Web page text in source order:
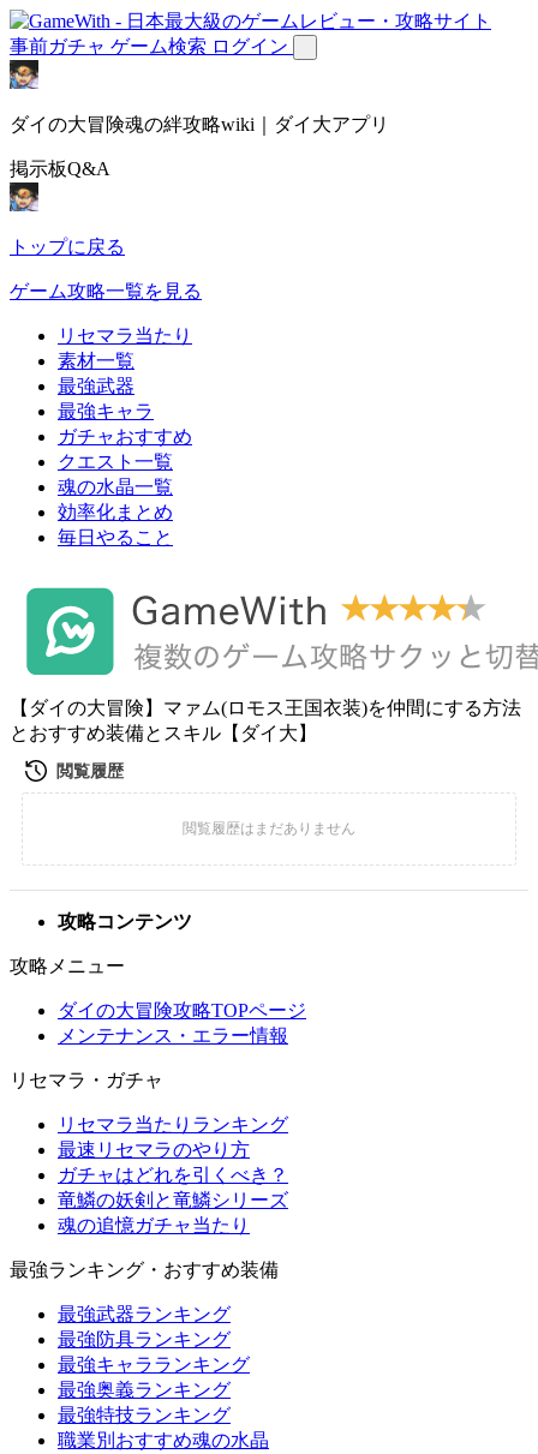
事前ガチャ ゲーム検索 ログイン
ダイの大冒険魂の絆攻略wiki｜ダイ大アプリ
掲示板Q&A
トップに戻る
ゲーム攻略一覧を見る
リセマラ当たり
素材一覧
最強武器
最強キャラ
ガチャおすすめ
クエスト一覧
魂の水晶一覧
効率化まとめ
毎日やること
【ダイの大冒険】マァム(ロモス王国衣装)を仲間にする方法
とおすすめ装備とスキル【ダイ大】
攻略コンテンツ
攻略メニュー
ダイの大冒険攻略TOPページ
メンテナンス・エラー情報
リセマラ・ガチャ
リセマラ当たりランキング
最速リセマラのやり方
ガチャはどれを引くべき？
竜鱗の妖剣と竜鱗シリーズ
魂の追憶ガチャ当たり
最強ランキング・おすすめ装備
最強武器ランキング
最強防具ランキング
最強キャラランキング
最強奥義ランキング
最強特技ランキング
職業別おすすめ魂の水晶